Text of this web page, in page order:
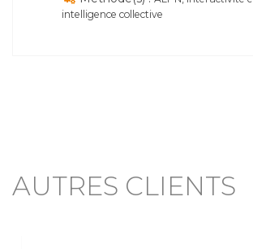
intelligence collective
AUTRES CLIENTS